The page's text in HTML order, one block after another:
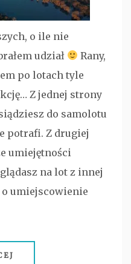
o ile nie
udział
Rany,
po lotach tyle
Z jednej strony
do samolotu
potrafi. Z drugiej
umiejętności
na lot z innej
umiejscowienie